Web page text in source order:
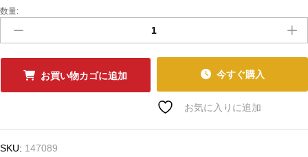
中
ﾚ
ｺ
ﾄﾞ
DA
数量:
お買い物カゴに追加 今すぐ購入
お気に入りに追加
SKU: 147089